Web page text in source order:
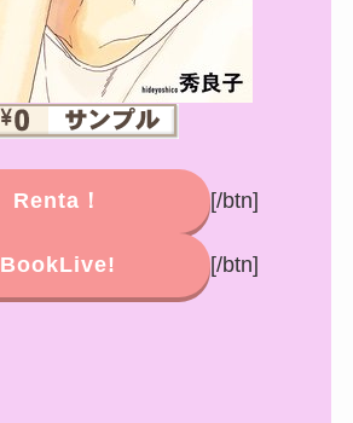
Renta！ [/btn]
BookLive! [/btn]